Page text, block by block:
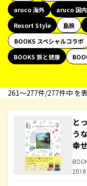
aruco 海外
aruco 国内
Resort Style
島旅
BOOKS スペシャルコラボ
BOOKS 旅と健康
261〜277件/277件中 を
と
う
幸